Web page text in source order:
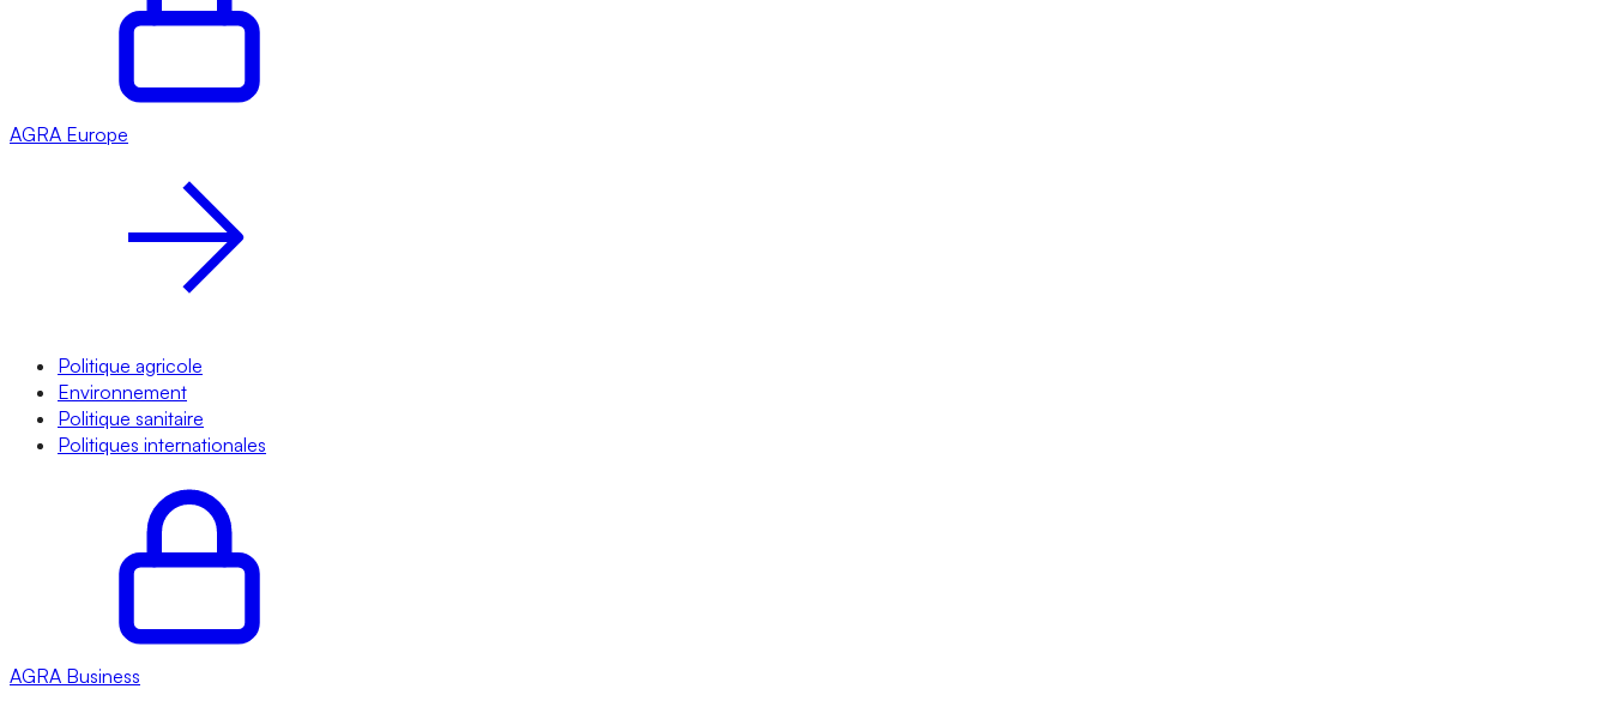
AGRA Europe
Politique agricole
Environnement
Politique sanitaire
Politiques internationales
AGRA Business